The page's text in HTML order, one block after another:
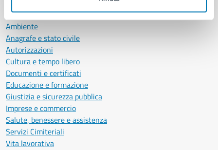
CATEGORIE DI SERVIZIO
Ambiente
Anagrafe e stato civile
Autorizzazioni
Cultura e tempo libero
Documenti e certificati
Educazione e formazione
Giustizia e sicurezza pubblica
Imprese e commercio
Salute, benessere e assistenza
Servizi Cimiteriali
Vita lavorativa